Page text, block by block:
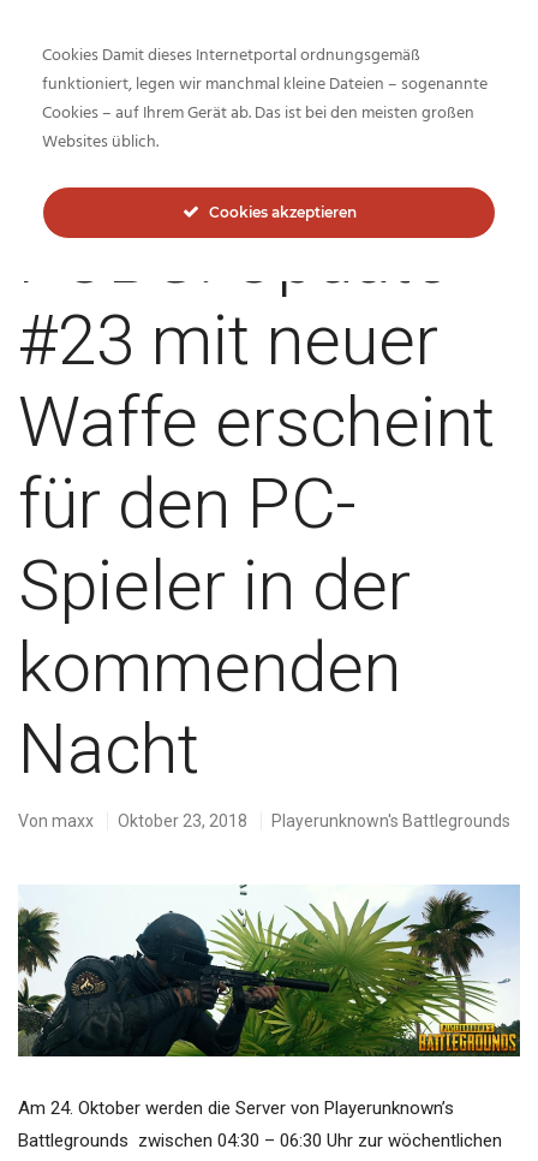
Inside-Network.net
PUBG: Update
#23 mit neuer
Waffe erscheint
für den PC-
Spieler in der
kommenden
Nacht
Von maxx Oktober 23, 2018 Playerunknown's Battlegrounds
Am 24. Oktober werden die Server von Playerunknown’s
Battlegrounds zwischen 04:30 – 06:30 Uhr zur wöchentlichen
Cookies Damit dieses Internetportal ordnungsgemäß
funktioniert, legen wir manchmal kleine Dateien – sogenannte
Cookies – auf Ihrem Gerät ab. Das ist bei den meisten großen
Websites üblich.
Cookies akzeptieren